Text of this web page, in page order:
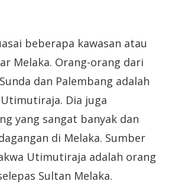
beberapa kawasan atau
Melaka. Orang-orang dari
dan Palembang adalah
Dia juga
yang sangat banyak dan
di Melaka. Sumber
Utimutiraja adalah orang
Sultan Melaka.